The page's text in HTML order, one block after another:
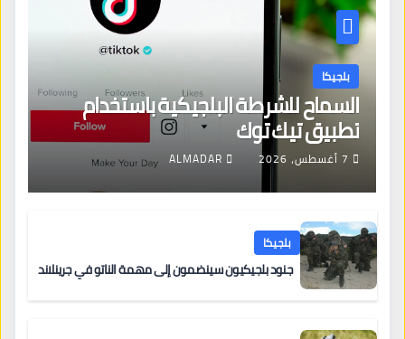
بلجيكا
السماح للشرطة البلجيكية باستخدام
تطبيق تيك توك
7 أغسطس، 2026 ALMADAR
بلجيكا
جنود بلجيكيون سينضمون إلى مهمة الناتو في جرينلاند